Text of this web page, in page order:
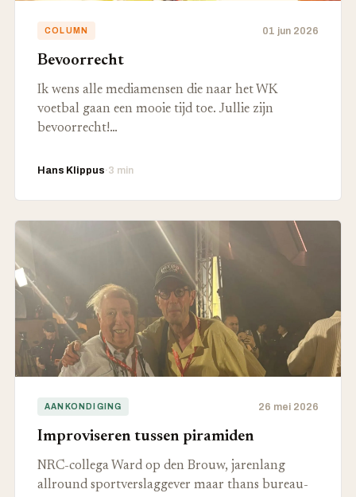
COLUMN 01 jun 2026
Bevoorrecht
Ik wens alle mediamensen die naar het WK
voetbal gaan een mooie tijd toe. Jullie zijn
bevoorrecht!…
Hans Klippus·3 min
AANKONDIGING 26 mei 2026
Improviseren tussen piramiden
NRC-collega Ward op den Brouw, jarenlang
allround sportverslaggever maar thans bureau-